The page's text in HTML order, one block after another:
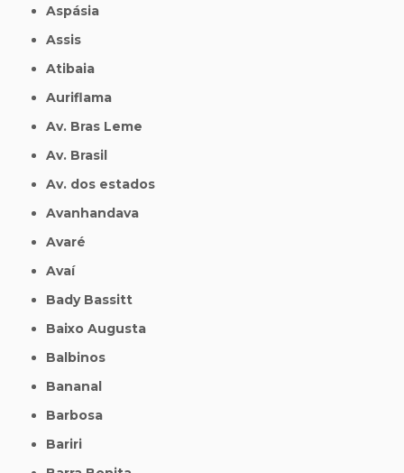
Aspásia
Assis
Atibaia
Auriflama
Av. Bras Leme
Av. Brasil
Av. dos estados
Avanhandava
Avaré
Avaí
Bady Bassitt
Baixo Augusta
Balbinos
Bananal
Barbosa
Bariri